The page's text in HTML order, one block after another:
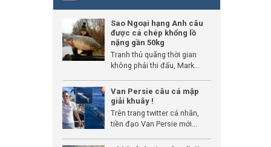
Sao Ngoại hạng Anh câu
được cá chép khổng lồ
nặng gần 50kg
Tranh thủ quãng thời gian
không phải thi đấu, Mark...
Van Persie câu cá mập
giải khuây !
Trên trang twitter cá nhân,
tiền đạo Van Persie mới...